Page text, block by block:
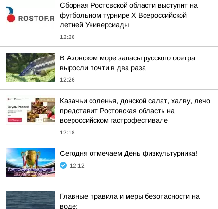
Сборная Ростовской области выступит на
футбольном турнире X Всероссийской
летней Универсиады
12:26
В Азовском море запасы русского осетра
выросли почти в два раза
12:26
Казачьи соленья, донской салат, халву, лечо
представит Ростовская область на
всероссийском гастрофестивале
12:18
Сегодня отмечаем День физкультурника!
12:12
Главные правила и меры безопасности на
воде: